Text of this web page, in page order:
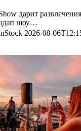
дарит
шоу…
2026-08-